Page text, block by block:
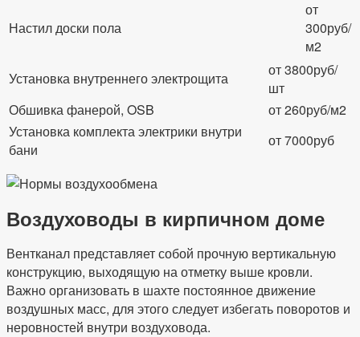
Настил доски пола
от
300руб/
м2
Установка внутреннего электрощита
от 3800руб/
шт
Обшивка фанерой, OSB
от 260руб/м2
Установка комплекта электрики внутри
бани
от 7000руб
Воздуховоды в кирпичном доме
Вентканал представляет собой прочную вертикальную
конструкцию, выходящую на отметку выше кровли.
Важно организовать в шахте постоянное движение
воздушных масс, для этого следует избегать поворотов и
неровностей внутри воздуховода.